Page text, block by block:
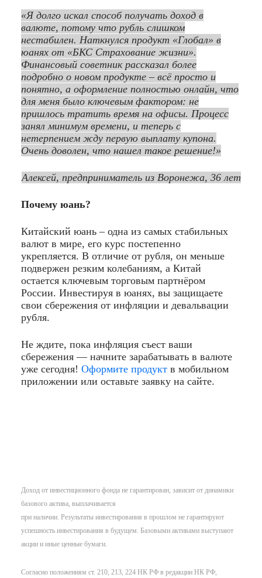
«Я долго искал способ получать доход в
валюте, потому что рубль слишком
нестабилен. Наткнулся продукт «Глобал» в
юанях от «БКС Страхование жизни».
Финансовый советник рассказал более
подробно о новом продукте – всё просто и
понятно, а оформление полностью онлайн, что
для меня было ключевым фактором: не
пришлось тратить время на офисы. Процесс
занял минимум времени, и теперь с
нетерпением жду первую выплату купона.
Очень доволен, что нашел такое решение!»
Алексей, предприниматель из Воронежа, 36 лет
Почему юань?
Китайский юань – одна из самых стабильных
валют в мире, его курс постепенно
укрепляется. В отличие от рубля, он меньше
подвержен резким колебаниям, а Китай
остается ключевым торговым партнёром
России. Инвестируя в юанях, вы защищаете
свои сбережения от инфляции и девальвации
рубля.
Не ждите, пока инфляция съест ваши
сбережения — начните зарабатывать в валюте
уже сегодня! Оформите продуктв мобильном
приложении или оставьте заявку на сайте.
Доход от инвестиционного фонда не гарантирован, зависит от динамики
базового актива, выплачивается
при наличии. Результаты инвестирования в прошлом не гарантируют
успешность инвестирования в будущем. Базовыми активами выступают
акции и иные ценные бумаги.
Согласно положениям ст. 210, 213, 224 НК РФ в редакции НК РФ,